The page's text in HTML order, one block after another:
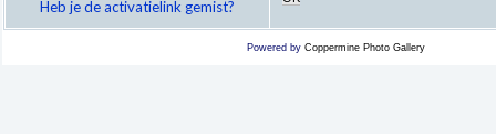
Heb je de activatielink gemist?
Powered by Coppermine Photo Gallery